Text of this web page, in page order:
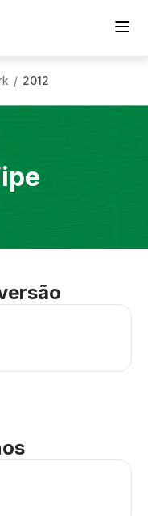
/ 2012